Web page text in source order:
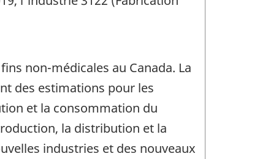
non-médicales au Canada. La
des estimations pour les
et la consommation du
la distribution et la
industries et des nouveaux